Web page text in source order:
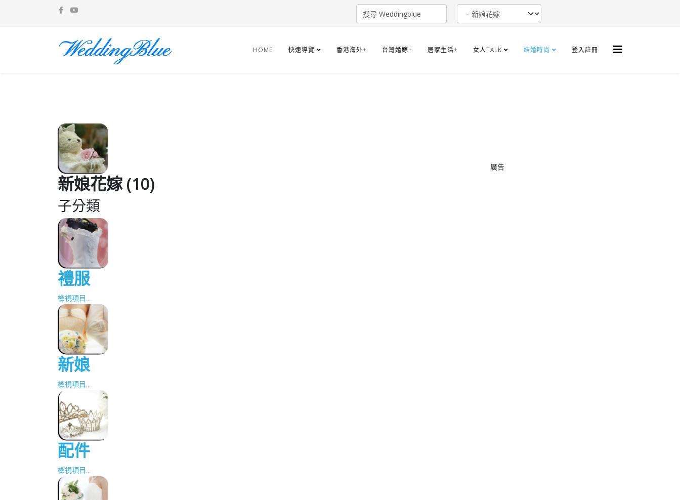
HOME 快速導覽 香港海外+ 台灣婚嫁+ 居家生活+ 女人TALK 結婚時尚 登入註冊
新娘花嫁 (10)
子分類
禮服
檢視項目...
新娘
檢視項目...
配件
檢視項目...
廣告